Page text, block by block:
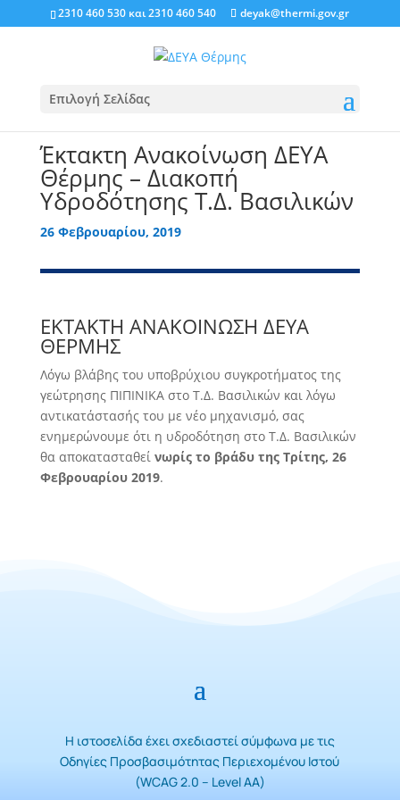
2310 460 530 και2310 460 540 deyak@thermi.gov.gr
Επιλογή Σελίδας
Έκτακτη Ανακοίνωση ΔΕΥΑ
Θέρμης – Διακοπή
Υδροδότησης Τ.Δ. Βασιλικών
26 Φεβρουαρίου, 2019
ΕΚΤΑΚΤΗ ΑΝΑΚΟΙΝΩΣΗ ΔΕΥΑ
ΘΕΡΜΗΣ
Λόγω βλάβης του υποβρύχιου συγκροτήματος της
γεώτρησης ΠΙΠΙΝΙΚΑ στο Τ.Δ. Βασιλικών και λόγω
αντικατάστασής του με νέο μηχανισμό, σας
ενημερώνουμε ότι η υδροδότηση στο Τ.Δ. Βασιλικών
θα αποκατασταθεί νωρίς το βράδυ της Τρίτης, 26
Φεβρουαρίου 2019.
Η ιστοσελίδα έχει σχεδιαστεί σύμφωνα με τις
Οδηγίες Προσβασιμότητας Περιεχομένου Ιστού
(WCAG 2.0 – Level AA)